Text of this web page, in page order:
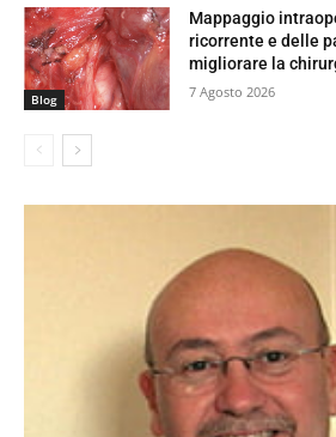
Blog
Mappaggio
ricorrente e delle
migliorare la
7 Agosto 2026